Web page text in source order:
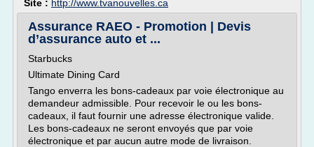
Site : http://www.tvanouvelles.ca
Assurance RAEO - Promotion | Devis
d’assurance auto et ...
Starbucks
Ultimate Dining Card
Tango enverra les bons-cadeaux par voie électronique au
demandeur admissible. Pour recevoir le ou les bons-
cadeaux, il faut fournir une adresse électronique valide.
Les bons-cadeaux ne seront envoyés que par voie
électronique et par aucun autre mode de livraison.